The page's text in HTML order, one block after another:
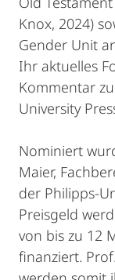
Knox, 2024)
Gender Unit
Ihr aktuelles
Kommentar
University
Nominiert
Maier,
der Philipps-
Preisgeld
von bis zu 12
finanziert.